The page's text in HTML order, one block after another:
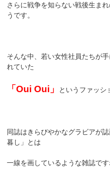
さらに戦争を知らない戦後生ま
うです。
そんな中、若い女性社員たちが
れていた
「Oui Oui」 というファッシ
同誌はきらびやかなグラビアが
暮し」とは
一線を画しているような雑誌です